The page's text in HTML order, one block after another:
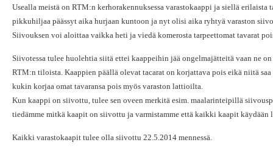
Usealla meistä on RTM:n kerhorakennuksessa varastokaappi ja siellä erilaista
pikkuhiljaa päässyt aika hurjaan kuntoon ja nyt olisi aika ryhtyä varaston
Siivouksen voi aloittaa vaikka heti ja viedä komerosta tarpeettomat tavarat
Siivotessa tulee huolehtia siitä ettei kaappeihin jää ongelmajätteitä vaan ne
RTM:n tiloista. Kaappien päällä olevat tacarat on korjattava pois eikä niitä
kukin korjaa omat tavaransa pois myös varaston lattioilta.
Kun kaappi on siivottu, tulee sen oveen merkitä esim. maalarinteipillä
tiedämme mitkä kaapit on siivottu ja varmistamme että kaikki kaapit käydään
Kaikki varastokaapit tulee olla siivottu 22.5.2014 mennessä.